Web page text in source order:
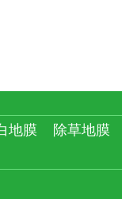
地膜 除草地膜